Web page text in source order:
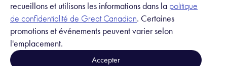
recueillons et utilisons les informations dans la politique
de confidentialité de Great Canadian. Certaines
promotions et événements peuvent varier selon
l'emplacement.
Accepter